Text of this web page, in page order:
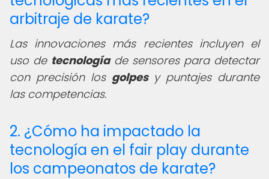
arbitraje de karate?
Las innovaciones más recientes incluyen el
uso de tecnologíade sensores para detectar
con precisión los golpesy puntajes durante
las competencias.
2. ¿Cómo ha impactado la
tecnología en el fair play durante
los campeonatos de karate?